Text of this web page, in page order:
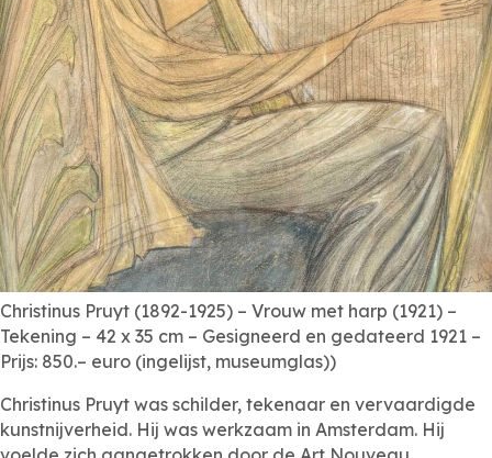
Christinus Pruyt (1892-1925) – Vrouw met harp (1921) –
Tekening – 42 x 35 cm – Gesigneerd en gedateerd 1921 –
Prijs: 850.– euro (ingelijst, museumglas))
Christinus Pruyt was schilder, tekenaar en vervaardigde
kunstnijverheid. Hij was werkzaam in Amsterdam. Hij